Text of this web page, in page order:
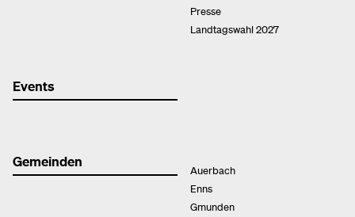
Presse
Landtagswahl 2027
Events
Gemeinden
Auerbach
Enns
Gmunden